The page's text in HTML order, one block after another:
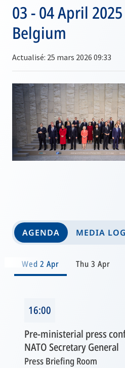
03 - 04 April
Belgium
Actualisé: 25 mars 2026 09:33
AGENDA MEDIA
Wed 2 Apr Thu 3 Apr
16:00
Pre-ministerial press
NATO Secretary General
Press Briefing Room